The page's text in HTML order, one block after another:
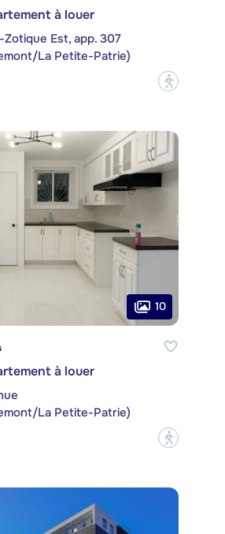
à louer
Zotique Est, app. 307
La Petite-Patrie)
?
10
à louer
La Petite-Patrie)
?